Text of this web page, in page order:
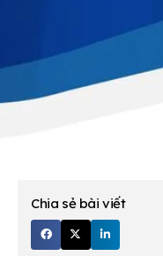
Chia sẻ bài viết